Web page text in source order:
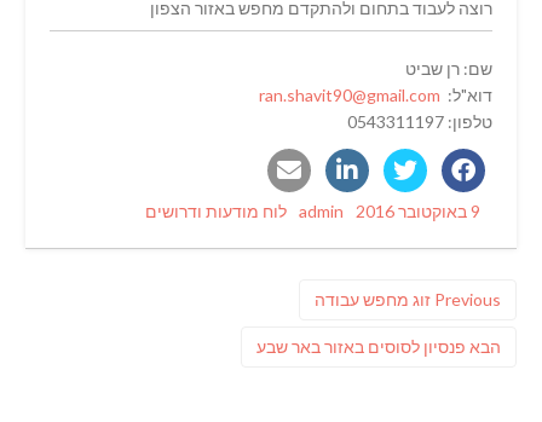
רוצה לעבוד בתחום ולהתקדם מחפש באזור הצפון
שם: רן שביט
דוא"ל: ran.shavit90@gmail.com
טלפון: 0543311197
Posted
9 באוקטובר 2016 Author
admin
Categories
לוח מודעות ודרושים
Previous
Previous
זוג מחפש עבודה
הבא פוסט
פנסיון לסוסים באזור באר שבע